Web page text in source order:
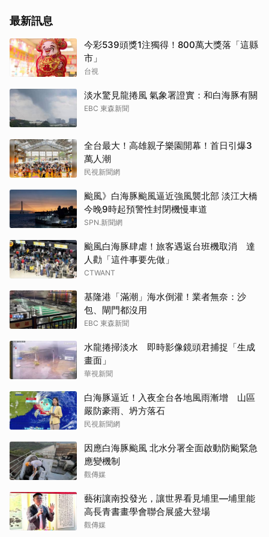
最新訊息
今彩539頭獎1注獨得！800萬大獎落「這縣
市」
台視
淡水驚見龍捲風 氣象署證實：和白海豚有關
EBC 東森新聞
全台最大！高雄親子樂園開幕！首日引爆3
萬人潮
民視新聞網
颱風》白海豚颱風逼近強風襲北部 淡江大橋
今晚9時起預警性封閉機慢車道
SPN.新聞網
颱風白海豚肆虐！旅客遇返台班機取消 達
人勸「這件事要先做」
CTWANT
基隆港「滿潮」海水倒灌！業者無奈：沙
包、閘門都沒用
EBC 東森新聞
水龍捲掃淡水 即時影像鏡頭君捕捉「生成
畫面」
華視新聞
白海豚逼近！入夜全台各地風雨漸增 山區
嚴防豪雨、坍方落石
民視新聞網
因應白海豚颱風 北水分署全面啟動防颱緊急
應變機制
觀傳媒
藝術讓南投發光，讓世界看見埔里—埔里能
高長青書畫學會聯合展盛大登場
觀傳媒